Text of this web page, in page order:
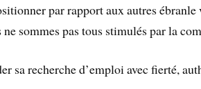
par rapport aux autres
sommes pas tous stimulés par la
sa recherche d’emploi avec fierté,